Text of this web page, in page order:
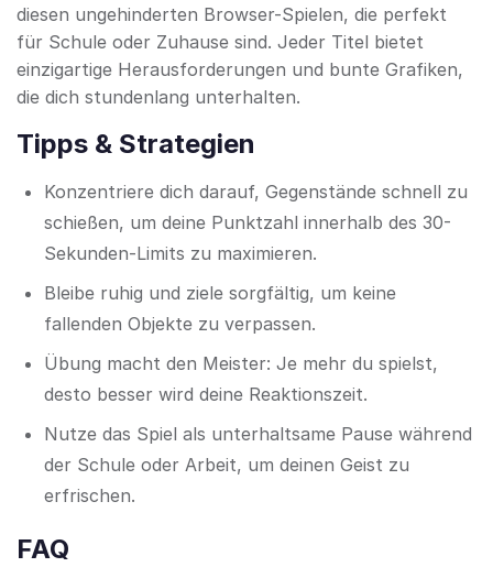
diesen ungehinderten Browser-Spielen, die perfekt
für Schule oder Zuhause sind. Jeder Titel bietet
einzigartige Herausforderungen und bunte Grafiken,
die dich stundenlang unterhalten.
Tipps & Strategien
Konzentriere dich darauf, Gegenstände schnell zu
schießen, um deine Punktzahl innerhalb des 30-
Sekunden-Limits zu maximieren.
Bleibe ruhig und ziele sorgfältig, um keine
fallenden Objekte zu verpassen.
Übung macht den Meister: Je mehr du spielst,
desto besser wird deine Reaktionszeit.
Nutze das Spiel als unterhaltsame Pause während
der Schule oder Arbeit, um deinen Geist zu
erfrischen.
FAQ